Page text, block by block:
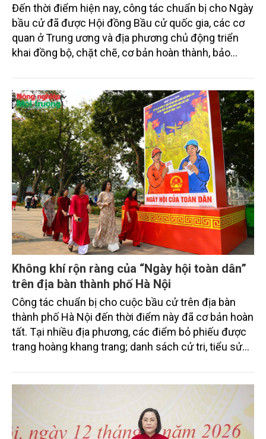
Đến thời điểm hiện nay, công tác chuẩn bị cho Ngày
bầu cử đã được Hội đồng Bầu cử quốc gia, các cơ
quan ở Trung ương và địa phương chủ động triển
khai đồng bộ, chặt chẽ, cơ bản hoàn thành, bảo
cử 15/3/2026.
Không khí rộn ràng của “Ngày hội toàn dân”
trên địa bàn thành phố Hà Nội
Công tác chuẩn bị cho cuộc bầu cử trên địa bàn
thành phố Hà Nội đến thời điểm này đã cơ bản hoàn
tất. Tại nhiều địa phương, các điểm bỏ phiếu được
trang hoàng khang trang; danh sách cử tri, tiểu sử